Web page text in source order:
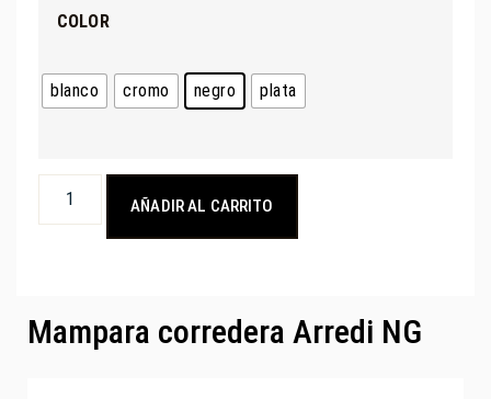
COLOR
blanco cromo negro plata
AÑADIR AL CARRITO
Mampara corredera Arredi NG